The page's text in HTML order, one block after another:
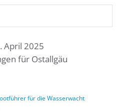
April 2025
für Ostallgäu
für die Wasserwacht